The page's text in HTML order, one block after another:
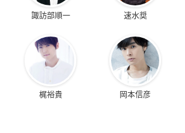
諏訪部順一 速水奨
梶裕貴 岡本信彦